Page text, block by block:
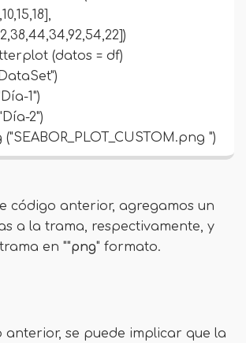
(datos = df)
1")
2")
("SEABOR_PLOT_CUSTOM.png ")
código anterior, agregamos un
a la trama, respectivamente, y
en ""png" formato.
anterior, se puede implicar que la